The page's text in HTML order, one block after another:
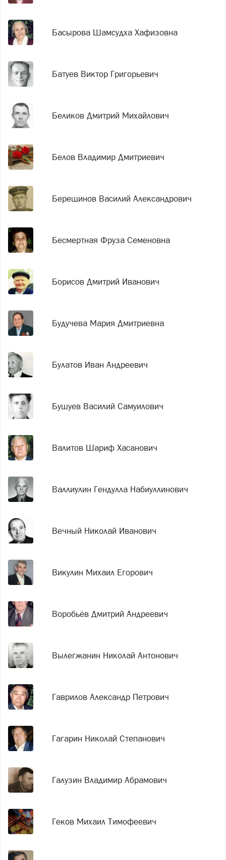
Басырова Шамсудха Хафизовна
Батуев Виктор Григорьевич
Беликов Дмитрий Михайлович
Белов Владимир Дмитриевич
Берещинов Василий Александрович
Бесмертная Фруза Семеновна
Борисов Дмитрий Иванович
Будучева Мария Дмитриевна
Булатов Иван Андреевич
Бушуев Василий Самуилович
Валитов Шариф Хасанович
Валлиулин Гендулла Набиуллинович
Вечный Николай Иванович
Викулин Михаил Егорович
Воробьёв Дмитрий Андреевич
Вылегжанин Николай Антонович
Гаврилов Александр Петрович
Гагарин Николай Степанович
Галузин Владимир Абрамович
Геков Михаил Тимофеевич